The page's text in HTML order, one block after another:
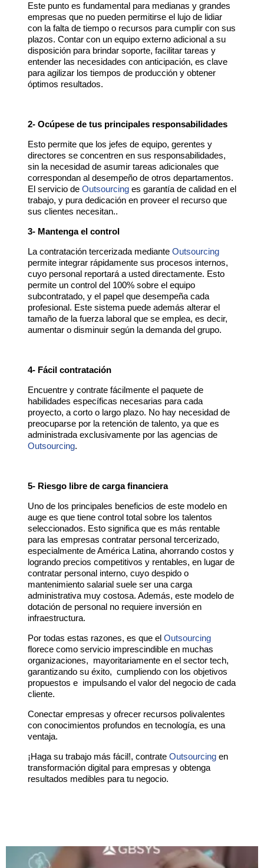
Este punto es fundamental para medianas y grandes
empresas que no pueden permitirse el lujo de lidiar
con la falta de tiempo o recursos para cumplir con sus
plazos. Contar con un equipo externo adicional a su
disposición para brindar soporte, facilitar tareas y
entender las necesidades con anticipación, es clave
para agilizar los tiempos de producción y obtener
óptimos resultados.
2- Ocúpese de tus principales responsabilidades
Esto permite que los jefes de equipo, gerentes y
directores se concentren en sus responsabilidades,
sin la necesidad de asumir tareas adicionales que
correspondan al desempeño de otros departamentos.
El servicio de Outsourcinges garantía de calidad en el
trabajo, y pura dedicación en proveer el recurso que
sus clientes necesitan..
3- Mantenga el control
La contratación tercerizada mediante Outsourcing
permite integrar rápidamente sus procesos internos,
cuyo personal reportará a usted directamente. Esto
permite un control del 100% sobre el equipo
subcontratado, y el papel que desempeña cada
profesional. Este sistema puede además alterar el
tamaño de la fuerza laboral que se emplea, es decir,
aumentar o disminuir según la demanda del grupo.
4- Fácil contratación
Encuentre y contrate fácilmente el paquete de
habilidades específicas necesarias para cada
proyecto, a corto o largo plazo. No hay necesidad de
preocuparse por la retención de talento, ya que es
administrada exclusivamente por las agencias de
Outsourcing.
5- Riesgo libre de carga financiera
Uno de los principales beneficios de este modelo en
auge es que tiene control total sobre los talentos
seleccionados. Esto significa que es más rentable
para las empresas contratar personal tercerizado,
especialmente de América Latina, ahorrando costos y
logrando precios competitivos y rentables, en lugar de
contratar personal interno, cuyo despido o
mantenimiento salarial suele ser una carga
administrativa muy costosa. Además, este modelo de
dotación de personal no requiere inversión en
infraestructura.
Por todas estas razones, es que el Outsourcing
florece como servicio imprescindible en muchas
organizaciones, mayoritariamente en el sector tech,
garantizando su éxito, cumpliendo con los objetivos
propuestos e impulsando el valor del negocio de cada
cliente.
Conectar empresas y ofrecer recursos polivalentes
con conocimientos profundos en tecnología, es una
ventaja.
¡Haga su trabajo más fácil!, contrate Outsourcingen
transformación digital para empresas y obtenga
resultados medibles para tu negocio.